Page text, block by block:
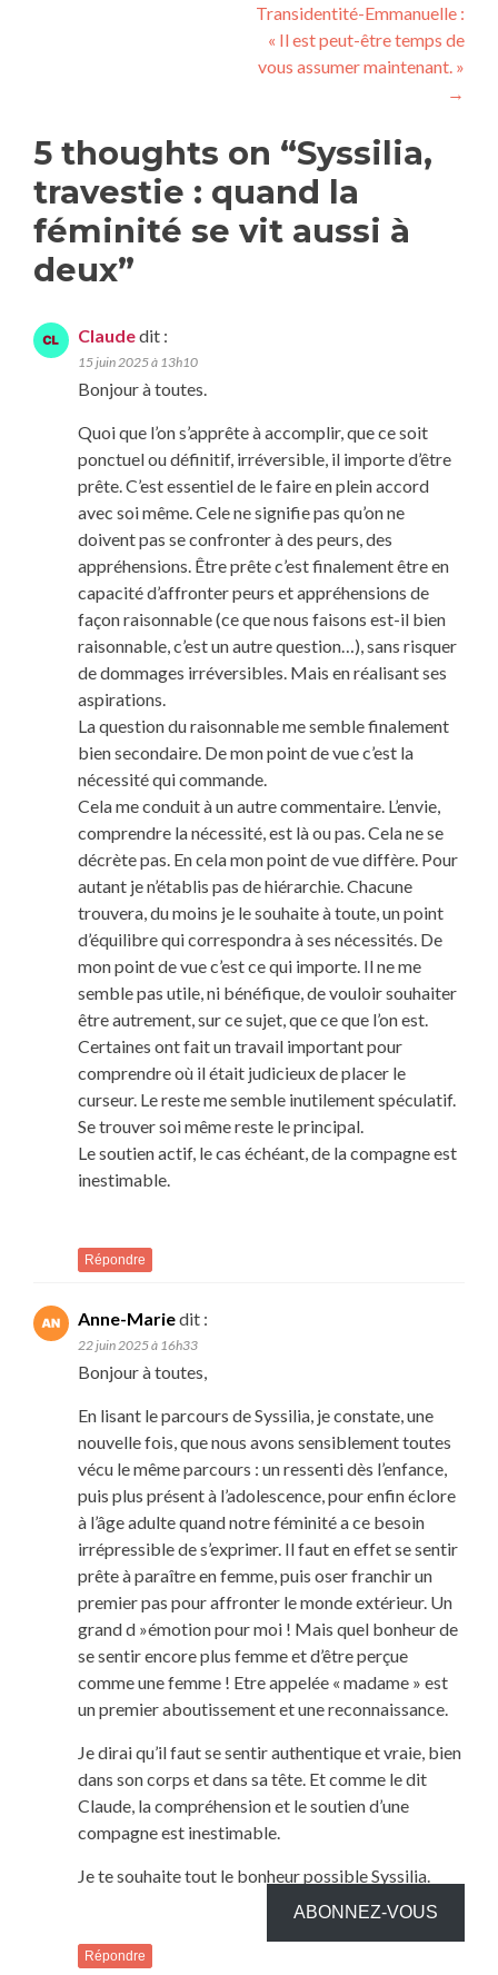
Transidentité-Emmanuelle :
« Il est peut-être temps de
vous assumer maintenant. »
→
5 thoughts on “Syssilia,
travestie : quand la
féminité se vit aussi à
deux”
Claudedit :
15 juin 2025 à 13h10
Bonjour à toutes.
Quoi que l’on s’apprête à accomplir, que ce soit
ponctuel ou définitif, irréversible, il importe d’être
prête. C’est essentiel de le faire en plein accord
avec soi même. Cele ne signifie pas qu’on ne
doivent pas se confronter à des peurs, des
appréhensions. Être prête c’est finalement être en
capacité d’affronter peurs et appréhensions de
façon raisonnable (ce que nous faisons est-il bien
raisonnable, c’est un autre question…), sans risquer
de dommages irréversibles. Mais en réalisant ses
aspirations.
La question du raisonnable me semble finalement
bien secondaire. De mon point de vue c’est la
nécessité qui commande.
Cela me conduit à un autre commentaire. L’envie,
comprendre la nécessité, est là ou pas. Cela ne se
décrète pas. En cela mon point de vue diffère. Pour
autant je n’établis pas de hiérarchie. Chacune
trouvera, du moins je le souhaite à toute, un point
d’équilibre qui correspondra à ses nécessités. De
mon point de vue c’est ce qui importe. Il ne me
semble pas utile, ni bénéfique, de vouloir souhaiter
être autrement, sur ce sujet, que ce que l’on est.
Certaines ont fait un travail important pour
comprendre où il était judicieux de placer le
curseur. Le reste me semble inutilement spéculatif.
Se trouver soi même reste le principal.
Le soutien actif, le cas échéant, de la compagne est
inestimable.
Répondre
Anne-Mariedit :
22 juin 2025 à 16h33
Bonjour à toutes,
En lisant le parcours de Syssilia, je constate, une
nouvelle fois, que nous avons sensiblement toutes
vécu le même parcours : un ressenti dès l’enfance,
puis plus présent à l’adolescence, pour enfin éclore
à l’âge adulte quand notre féminité a ce besoin
irrépressible de s’exprimer. Il faut en effet se sentir
prête à paraître en femme, puis oser franchir un
premier pas pour affronter le monde extérieur. Un
grand d »émotion pour moi ! Mais quel bonheur de
se sentir encore plus femme et d’être perçue
comme une femme ! Etre appelée « madame » est
un premier aboutissement et une reconnaissance.
Je dirai qu’il faut se sentir authentique et vraie, bien
dans son corps et dans sa tête. Et comme le dit
Claude, la compréhension et le soutien d’une
compagne est inestimable.
Je te souhaite tout le bonheur possible Syssilia.
Répondre
ABONNEZ-VOUS